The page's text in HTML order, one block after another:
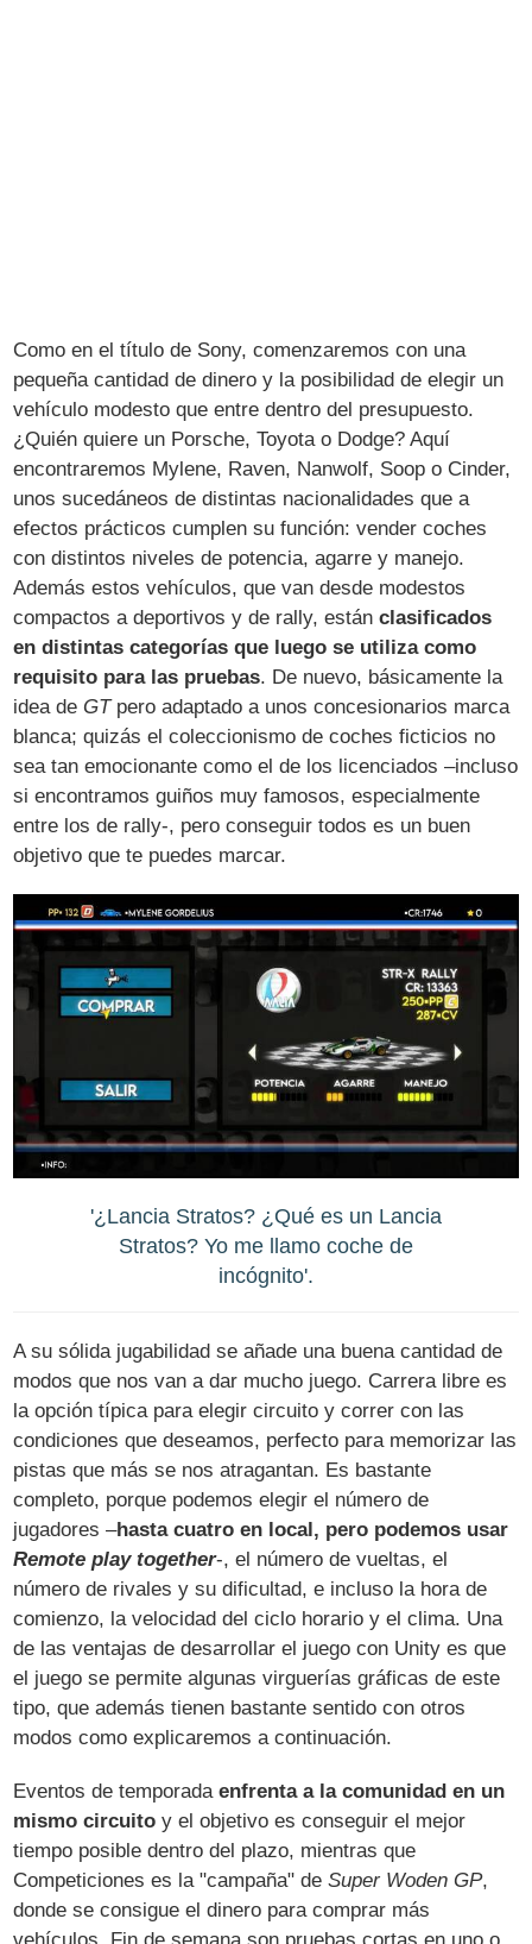
Como en el título de Sony, comenzaremos con una
pequeña cantidad de dinero y la posibilidad de elegir un
vehículo modesto que entre dentro del presupuesto.
¿Quién quiere un Porsche, Toyota o Dodge? Aquí
encontraremos Mylene, Raven, Nanwolf, Soop o Cinder,
unos sucedáneos de distintas nacionalidades que a
efectos prácticos cumplen su función: vender coches
con distintos niveles de potencia, agarre y manejo.
Además estos vehículos, que van desde modestos
compactos a deportivos y de rally, están clasificados
en distintas categorías que luego se utiliza como
requisito para las pruebas. De nuevo, básicamente la
idea deGTpero adaptado a unos concesionarios marca
blanca; quizás el coleccionismo de coches ficticios no
sea tan emocionante como el de los licenciados –incluso
si encontramos guiños muy famosos, especialmente
entre los de rally-, pero conseguir todos es un buen
objetivo que te puedes marcar.
'¿Lancia Stratos? ¿Qué es un Lancia
Stratos? Yo me llamo coche de
incógnito'.
A su sólida jugabilidad se añade una buena cantidad de
modos que nos van a dar mucho juego. Carrera libre es
la opción típica para elegir circuito y correr con las
condiciones que deseamos, perfecto para memorizar las
pistas que más se nos atragantan. Es bastante
completo, porque podemos elegir el número de
jugadores –hasta cuatro en local, pero podemos usar
Remote play together-, el número de vueltas, el
número de rivales y su dificultad, e incluso la hora de
comienzo, la velocidad del ciclo horario y el clima. Una
de las ventajas de desarrollar el juego con Unity es que
el juego se permite algunas virguerías gráficas de este
tipo, que además tienen bastante sentido con otros
modos como explicaremos a continuación.
Eventos de temporadaenfrenta a la comunidad en un
mismo circuito y el objetivo es conseguir el mejor
tiempo posible dentro del plazo, mientras que
Competiciones es la "campaña" deSuper Woden GP,
donde se consigue el dinero para comprar más